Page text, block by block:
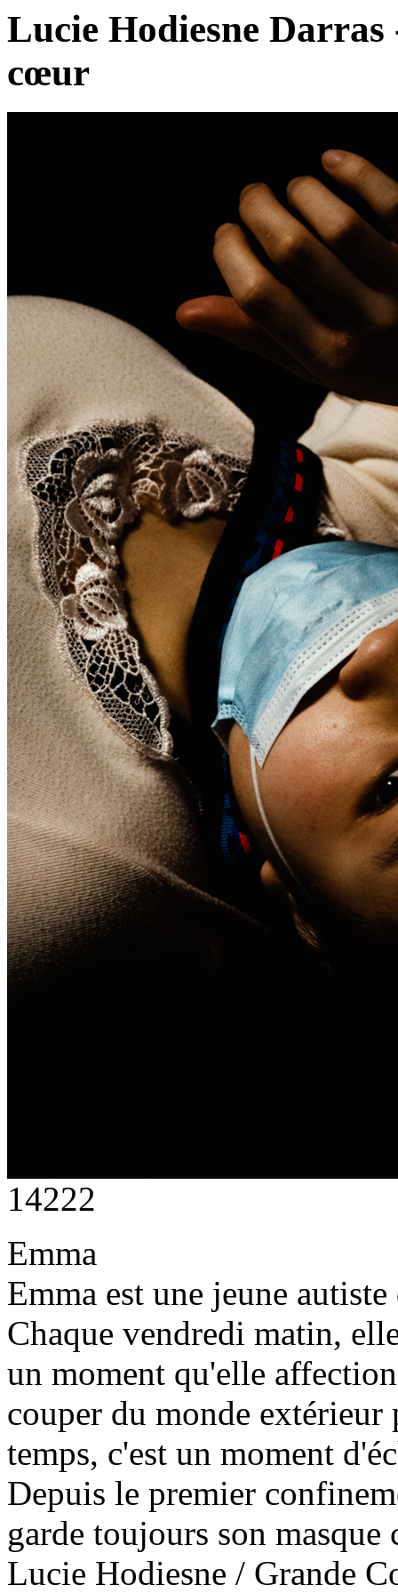
Lucie Hodiesne
cœur
14222
Emma
Emma est une jeune
Chaque vendredi matin,
un moment qu'elle
couper du monde extérieur
temps, c'est un moment
Depuis le premier
garde toujours son
Lucie Hodiesne / Grande